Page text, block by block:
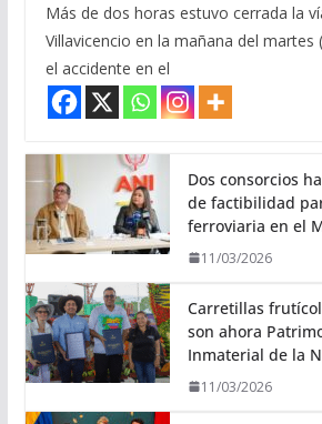
Más de dos horas estuvo cerrada la
Villavicencio en la mañana del
el accidente en el
Dos consorcios
de factibilidad
ferroviaria en el
11/03/2026
Carretillas
son ahora
Inmaterial de la
11/03/2026